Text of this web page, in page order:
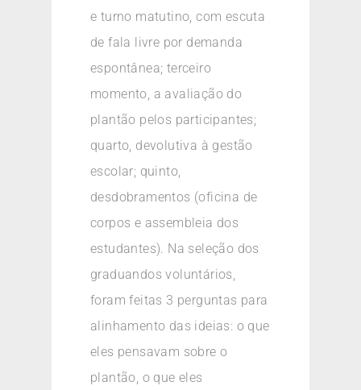
e turno matutino, com escuta
de fala livre por demanda
espontânea; terceiro
momento, a avaliação do
plantão pelos participantes;
quarto, devolutiva à gestão
escolar; quinto,
desdobramentos (oficina de
corpos e assembleia dos
estudantes). Na seleção dos
graduandos voluntários,
foram feitas 3 perguntas para
alinhamento das ideias: o que
eles pensavam sobre o
plantão, o que eles